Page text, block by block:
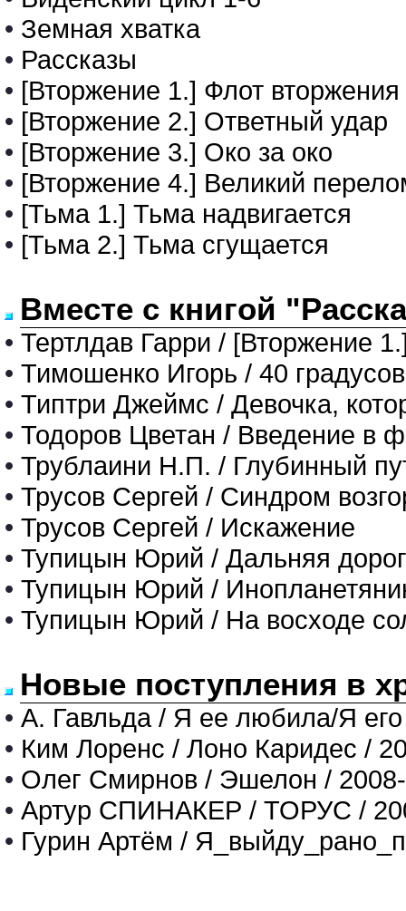
• Земная хватка
• Рассказы
• [Вторжение 1.] Флот вторжения
• [Вторжение 2.] Ответный удар
• [Вторжение 3.] Око за око
• [Вторжение 4.] Великий
• [Тьма 1.] Тьма надвигается
• [Тьма 2.] Тьма сгущается
Вместе с книгой
• Тертлдав Гарри / [Вторжение
• Тимошенко Игорь / 40
• Типтри Джеймс / Девочка,
• Тодоров Цветан / Введение в
• Трублаини Н.П. / Глубинный
• Трусов Сергей / Синдром
• Трусов Сергей / Искажение
• Тупицын Юрий / Дальняя
• Тупицын Юрий /
• Тупицын Юрий / На восходе
Новые поступления в
• А. Гавльда / Я ее любила/Я
• Ким Лоренс / Лоно Каридес /
• Олег Смирнов / Эшелон /
• Артур СПИНАКЕР / ТОРУС /
• Гурин Артём /